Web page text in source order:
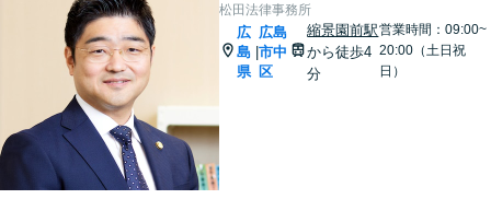
松田法律事務所
広
島
県
|
広島
市中
区
縮景園前駅
から徒歩4
分
営業時間：09:00~
20:00（土日祝
日）